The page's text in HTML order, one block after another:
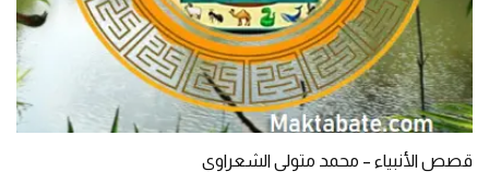
قصص الأنبياء – محمد متولي الشعراوي